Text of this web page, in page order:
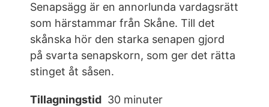
Senapsägg är en annorlunda vardagsrätt
som härstammar från Skåne. Till det
skånska hör den starka senapen gjord
på svarta senapskorn, som ger det rätta
stinget åt såsen.
Tillagningstid 30 minuter